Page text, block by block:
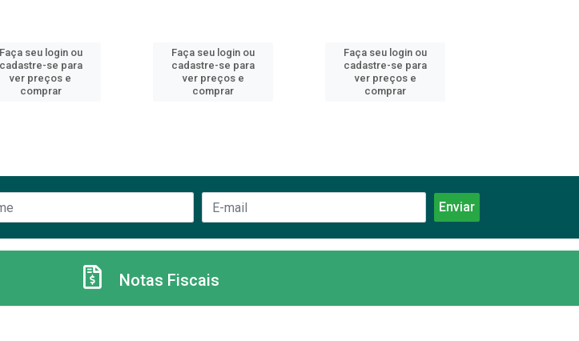
Faça seu login ou
cadastre-se para
ver preços e
comprar
Faça seu login ou
cadastre-se para
ver preços e
comprar
Faça seu login ou
cadastre-se para
ver preços e
comprar
Notas Fiscais